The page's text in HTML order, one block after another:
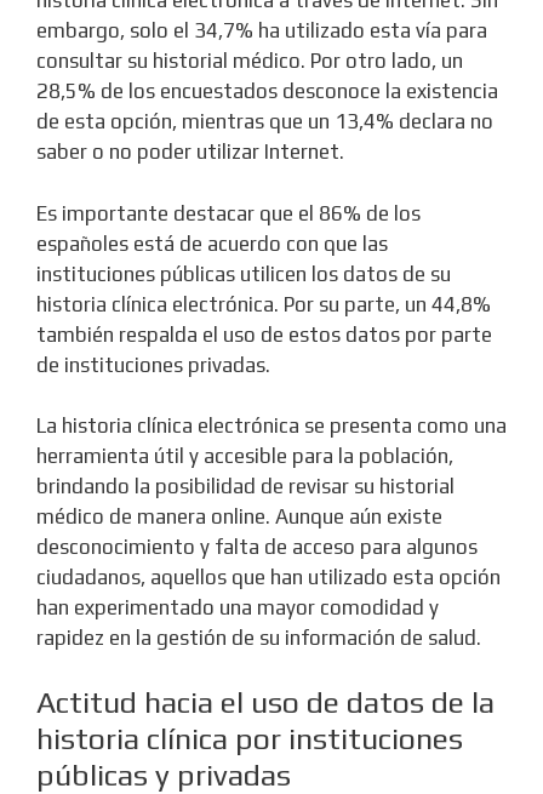
embargo, solo el 34,7% ha utilizado esta vía para
consultar su historial médico. Por otro lado, un
28,5% de los encuestados desconoce la existencia
de esta opción, mientras que un 13,4% declara no
saber o no poder utilizar Internet.
Es importante destacar que el 86% de los
españoles está de acuerdo con que las
instituciones públicas utilicen los datos de su
historia clínica electrónica. Por su parte, un 44,8%
también respalda el uso de estos datos por parte
de instituciones privadas.
La historia clínica electrónica se presenta como una
herramienta útil y accesible para la población,
brindando la posibilidad de revisar su historial
médico de manera online. Aunque aún existe
desconocimiento y falta de acceso para algunos
ciudadanos, aquellos que han utilizado esta opción
han experimentado una mayor comodidad y
rapidez en la gestión de su información de salud.
Actitud hacia el uso de datos de la
historia clínica por instituciones
públicas y privadas